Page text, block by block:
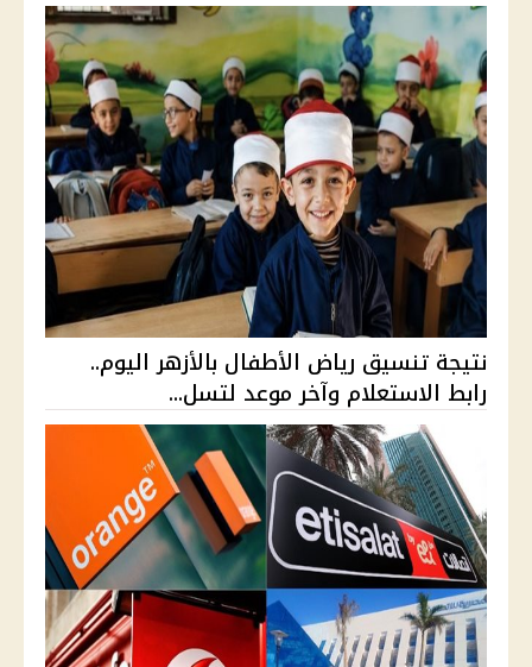
نتيجة تنسيق رياض الأطفال بالأزهر اليوم..
رابط الاستعلام وآخر موعد لتسل...